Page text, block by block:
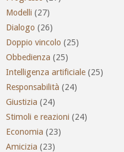
Modelli (27)
Dialogo (26)
Doppio vincolo (25)
Obbedienza (25)
Intelligenza artificiale (25)
Responsabilità (24)
Giustizia (24)
Stimoli e reazioni (24)
Economia (23)
Amicizia (23)